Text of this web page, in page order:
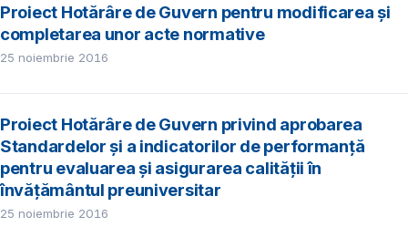
Proiect Hotărâre de Guvern pentru modificarea și
completarea unor acte normative
25 noiembrie 2016
Proiect Hotărâre de Guvern privind aprobarea
Standardelor și a indicatorilor de performanță
pentru evaluarea și asigurarea calității în
învățământul preuniversitar
25 noiembrie 2016